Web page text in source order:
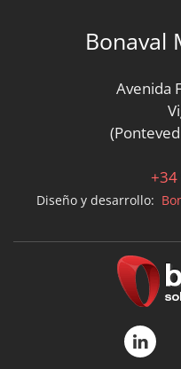
Bonaval
Avenida
+34
Diseño y desarrollo: